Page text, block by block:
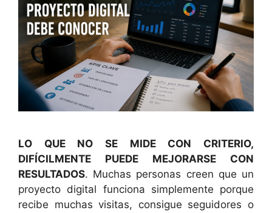
LO QUE NO SE MIDE CON CRITERIO,
DIFÍCILMENTE PUEDE MEJORARSE CON
RESULTADOS. Muchas personas creen que un
proyecto digital funciona simplemente porque
recibe muchas visitas, consigue seguidores o